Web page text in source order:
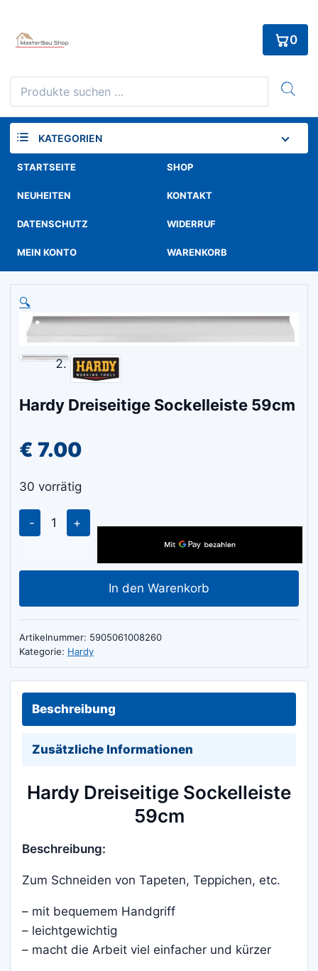
content
Suchen
nach:
0
KATEGORIEN
STARTSEITE SHOP
NEUHEITEN KONTAKT
DATENSCHUTZ WIDERRUF
MEIN KONTO WARENKORB
🔍
Hardy Dreiseitige Sockelleiste 59cm
€ 7.00
30 vorrätig
Hardy
Dreiseitige
59cm
In den Warenkorb
Artikelnummer: 5905061008260
Kategorie: Hardy
Beschreibung
Zusätzliche Informationen
Hardy Dreiseitige Sockelleiste
59cm
Beschreibung:
Zum Schneiden von Tapeten, Teppichen, etc.
– mit bequemem Handgriff
– leichtgewichtig
– macht die Arbeit viel einfacher und kürzer